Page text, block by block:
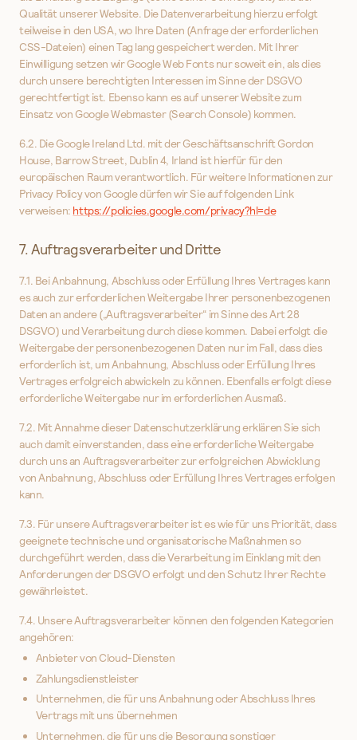
Qualität unserer Website. Die Datenverarbeitung hierzu erfolgt
teilweise in den USA, wo Ihre Daten (Anfrage der erforderlichen
CSS-Dateien) einen Tag lang gespeichert werden. Mit Ihrer
Einwilligung setzen wir Google Web Fonts nur soweit ein, als dies
durch unsere berechtigten Interessen im Sinne der DSGVO
gerechtfertigt ist. Ebenso kann es auf unserer Website zum
Einsatz von Google Webmaster (Search Console) kommen.
6.2. Die Google Ireland Ltd. mit der Geschäftsanschrift Gordon
House, Barrow Street, Dublin 4, Irland ist hierfür für den
europäischen Raum verantwortlich. Für weitere Informationen zur
Privacy Policy von Google dürfen wir Sie auf folgenden Link
verweisen: https://policies.google.com/privacy?hl=de
7. Auftragsverarbeiter und Dritte
7.1. Bei Anbahnung, Abschluss oder Erfüllung Ihres Vertrages kann
es auch zur erforderlichen Weitergabe Ihrer personenbezogenen
Daten an andere („Auftragsverarbeiter“ im Sinne des Art 28
DSGVO) und Verarbeitung durch diese kommen. Dabei erfolgt die
Weitergabe der personenbezogenen Daten nur im Fall, dass dies
erforderlich ist, um Anbahnung, Abschluss oder Erfüllung Ihres
Vertrages erfolgreich abwickeln zu können. Ebenfalls erfolgt diese
erforderliche Weitergabe nur im erforderlichen Ausmaß.
7.2. Mit Annahme dieser Datenschutzerklärung erklären Sie sich
auch damit einverstanden, dass eine erforderliche Weitergabe
durch uns an Auftragsverarbeiter zur erfolgreichen Abwicklung
von Anbahnung, Abschluss oder Erfüllung Ihres Vertrages erfolgen
kann.
7.3. Für unsere Auftragsverarbeiter ist es wie für uns Priorität, dass
geeignete technische und organisatorische Maßnahmen so
durchgeführt werden, dass die Verarbeitung im Einklang mit den
Anforderungen der DSGVO erfolgt und den Schutz Ihrer Rechte
gewährleistet.
7.4. Unsere Auftragsverarbeiter können den folgenden Kategorien
angehören:
Anbieter von Cloud-Diensten
Zahlungsdienstleister
Unternehmen, die für uns Anbahnung oder Abschluss Ihres
Vertrags mit uns übernehmen
Unternehmen, die für uns die Besorgung sonstiger